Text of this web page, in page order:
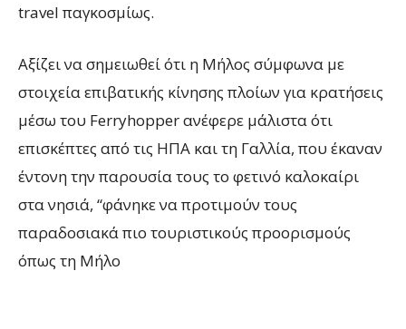
travel παγκοσμίως.
Αξίζει να σημειωθεί ότι η Μήλος σύμφωνα με
στοιχεία επιβατικής κίνησης πλοίων για κρατήσεις
μέσω του Ferryhopper ανέφερε μάλιστα ότι
επισκέπτες από τις ΗΠΑ και τη Γαλλία, που έκαναν
έντονη την παρουσία τους το φετινό καλοκαίρι
στα νησιά, “φάνηκε να προτιμούν τους
παραδοσιακά πιο τουριστικούς προορισμούς
όπως τη Μήλο